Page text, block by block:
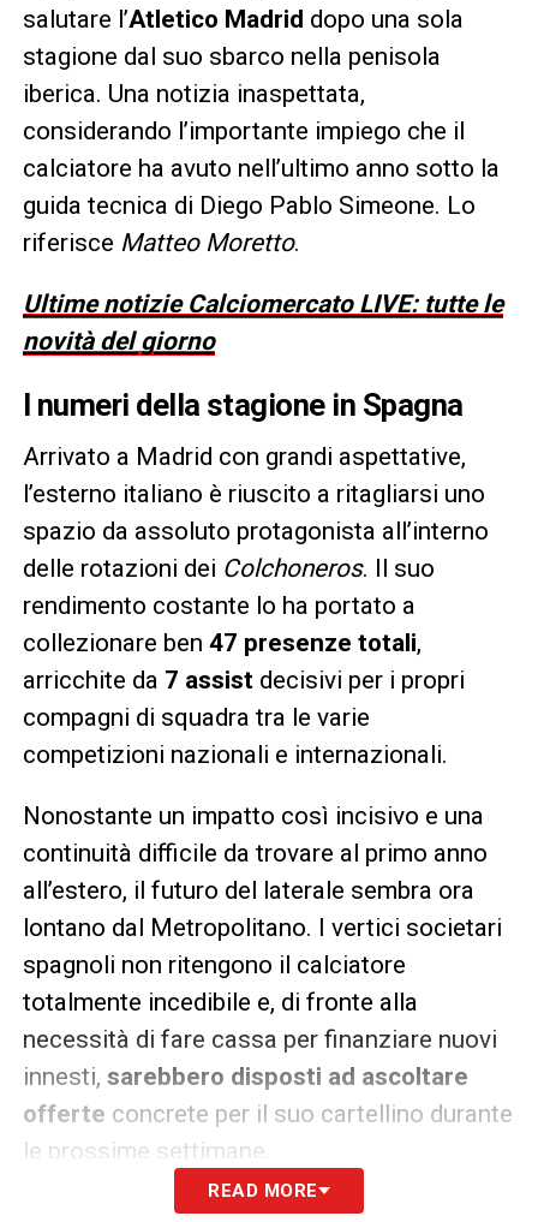
salutare l’Atletico Madrid dopo una sola
stagione dal suo sbarco nella penisola
iberica. Una notizia inaspettata,
considerando l’importante impiego che il
calciatore ha avuto nell’ultimo anno sotto la
guida tecnica di Diego Pablo Simeone. Lo
riferisce Matteo Moretto.
Ultime notizie Calciomercato LIVE: tutte le
novità del giorno
I numeri della stagione in Spagna
Arrivato a Madrid con grandi aspettative,
l’esterno italiano è riuscito a ritagliarsi uno
spazio da assoluto protagonista all’interno
delle rotazioni dei Colchoneros. Il suo
rendimento costante lo ha portato a
collezionare ben 47 presenze totali,
arricchite da 7 assistdecisivi per i propri
compagni di squadra tra le varie
competizioni nazionali e internazionali.
Nonostante un impatto così incisivo e una
continuità difficile da trovare al primo anno
all’estero, il futuro del laterale sembra ora
lontano dal Metropolitano. I vertici societari
spagnoli non ritengono il calciatore
totalmente incedibile e, di fronte alla
necessità di fare cassa per finanziare nuovi
innesti, sarebbero disposti ad ascoltare
offerte concrete per il suo cartellino durante
le prossime settimane.
Ritorno di fiamma in Serie A: chi
READ MORE